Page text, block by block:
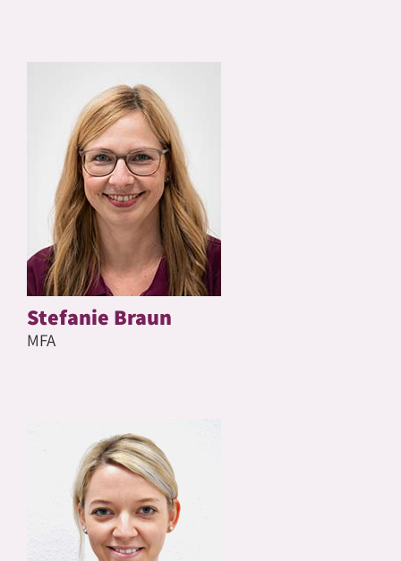
Stefanie Braun
MFA